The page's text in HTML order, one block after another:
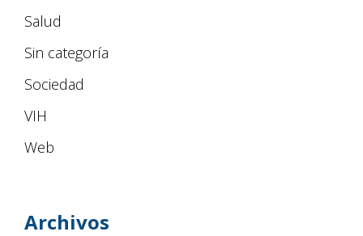
Salud
Sin categoría
Sociedad
VIH
Web
Archivos